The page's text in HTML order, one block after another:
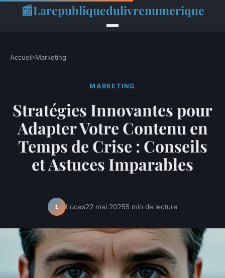
📰Larepubliquedulivrenumerique
Accueil›Marketing
MARKETING
Stratégies Innovantes pour
Adapter Votre Contenu en
Temps de Crise : Conseils
et Astuces Imparables
L Lucas22 mai 20255 min de lecture